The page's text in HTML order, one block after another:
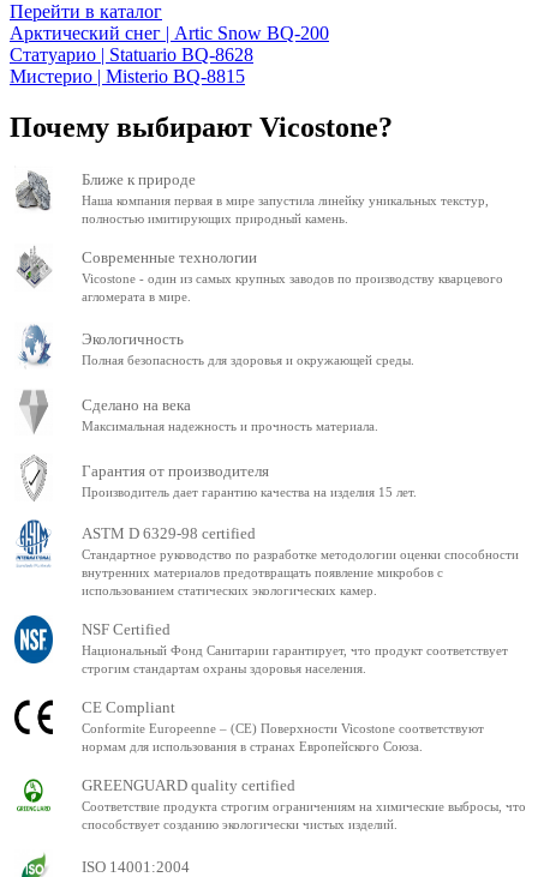
Перейти в каталог
Арктический снег | Artic Snow BQ-200
Статуарио | Statuario BQ-8628
Мистерио | Misterio BQ-8815
Почему выбирают Vicostone?
Ближе к природе
Наша компания первая в мире запустила линейку уникальных текстур,
полностью имитирующих природный камень.
Современные технологии
Vicostone - один из самых крупных заводов по производству кварцевого
агломерата в мире.
Экологичность
Полная безопасность для здоровья и окружающей среды.
Сделано на века
Максимальная надежность и прочность материала.
Гарантия от производителя
Производитель дает гарантию качества на изделия 15 лет.
ASTM D 6329-98 certified
Стандартное руководство по разработке методологии оценки способности
внутренних материалов предотвращать появление микробов с
использованием статических экологических камер.
NSF Certified
Национальный Фонд Санитарии гарантирует, что продукт соответствует
строгим стандартам охраны здоровья населения.
CE Compliant
Conformite Europeenne – (CE) Поверхности Vicostone соответствуют
нормам для использования в странах Европейского Союза.
GREENGUARD quality certified
Соответствие продукта строгим ограничениям на химические выбросы, что
способствует созданию экологически чистых изделий.
ISO 14001:2004